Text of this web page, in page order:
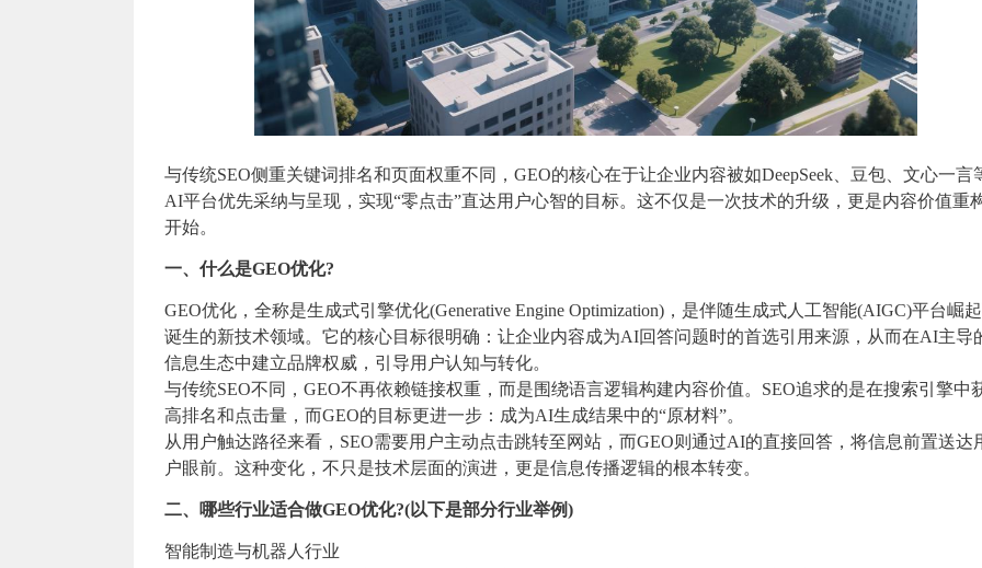
与传统SEO侧重关键词排名和页面权重不同，GEO的核心在于让企业内容被如DeepSeek、豆包、文心一言
AI平台优先采纳与呈现，实现“零点击”直达用户心智的目标。这不仅是一次技术的升级，更是内容价值重
开始。
一、什么是GEO优化?
GEO优化，全称是生成式引擎优化(Generative Engine Optimization)，是伴随生成式人工智能(AIGC)平台崛
诞生的新技术领域。它的核心目标很明确：让企业内容成为AI回答问题时的首选引用来源，从而在AI主导
信息生态中建立品牌权威，引导用户认知与转化。
与传统SEO不同，GEO不再依赖链接权重，而是围绕语言逻辑构建内容价值。SEO追求的是在搜索引擎中
高排名和点击量，而GEO的目标更进一步：成为AI生成结果中的“原材料”。
从用户触达路径来看，SEO需要用户主动点击跳转至网站，而GEO则通过AI的直接回答，将信息前置送达
户眼前。这种变化，不只是技术层面的演进，更是信息传播逻辑的根本转变。
二、哪些行业适合做GEO优化?(以下是部分行业举例)
智能制造与机器人行业